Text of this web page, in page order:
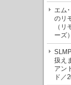
エム
のリ
（
ーズ
扱え
アン
ド／